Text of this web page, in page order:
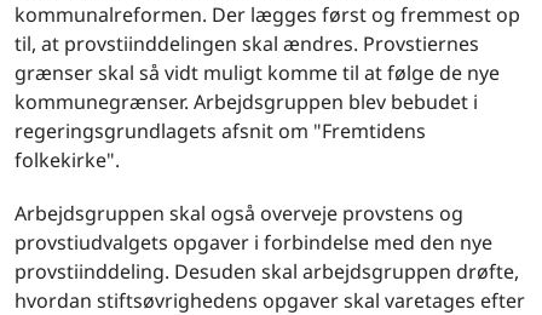
kommunalreformen. Der lægges først og fremmest op
til, at provstiinddelingen skal ændres. Provstiernes
grænser skal så vidt muligt komme til at følge de nye
kommunegrænser. Arbejdsgruppen blev bebudet i
regeringsgrundlagets afsnit om "Fremtidens
folkekirke".
Arbejdsgruppen skal også overveje provstens og
provstiudvalgets opgaver i forbindelse med den nye
provstiinddeling. Desuden skal arbejdsgruppen drøfte,
hvordan stiftsøvrighedens opgaver skal varetages efter